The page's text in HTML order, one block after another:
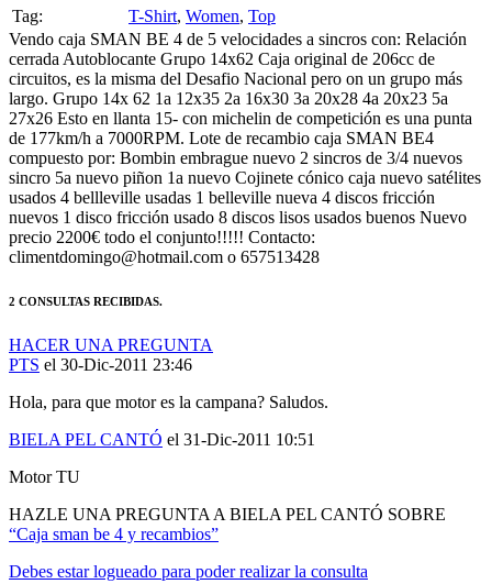
Vendo caja SMAN BE 4 de 5 velocidades a sincros con: Relación
cerrada Autoblocante Grupo 14x62 Caja original de 206cc de
circuitos, es la misma del Desafio Nacional pero on un grupo más
largo. Grupo 14x 62 1a 12x35 2a 16x30 3a 20x28 4a 20x23 5a
27x26 Esto en llanta 15- con michelin de competición es una punta
de 177km/h a 7000RPM. Lote de recambio caja SMAN BE4
compuesto por: Bombin embrague nuevo 2 sincros de 3/4 nuevos
sincro 5a nuevo piñon 1a nuevo Cojinete cónico caja nuevo satélites
usados 4 bellleville usadas 1 belleville nueva 4 discos fricción
nuevos 1 disco fricción usado 8 discos lisos usados buenos Nuevo
precio 2200€ todo el conjunto!!!!! Contacto:
climentdomingo@hotmail.com o 657513428
PTS el 30-Dic-2011 23:46
Hola, para que motor es la campana? Saludos.
BIELA PEL CANTÓ el 31-Dic-2011 10:51
Motor TU
HAZLE UNA PREGUNTA A BIELA PEL CANTÓ SOBRE
“Caja sman be 4 y recambios”
Debes estar logueado para poder realizar la consulta